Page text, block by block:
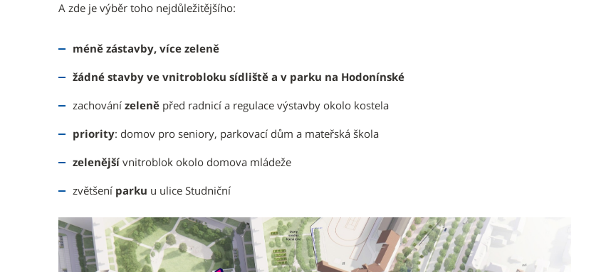
A zde je výběr toho nejdůležitějšího:​
méně zástavby, více zeleně
žádné stavby ve vnitrobloku sídliště a v parku na Hodonínské
zachování zeleně před radnicí a regulace výstavby okolo kostela
priority: domov pro seniory, parkovací dům a mateřská škola
zelenější vnitroblok okolo domova mládeže
zvětšení parku u ulice Studniční